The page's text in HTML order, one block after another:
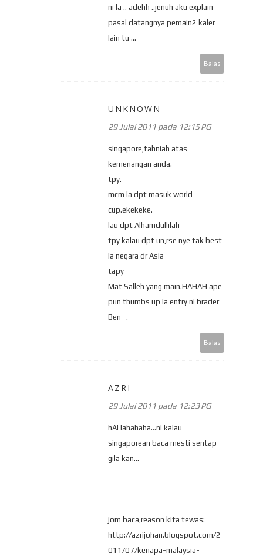
ni la .. adehh ..jenuh aku explain
pasal datangnya pemain2 kaler
lain tu ...
Balas
UNKNOWN
29 Julai 2011 pada 12:15 PG
singapore,tahniah atas
kemenangan anda.
tpy.
mcm la dpt masuk world
cup.ekekeke.
lau dpt Alhamdullilah
tpy kalau dpt un,rse nye tak best
la negara dr Asia
tapy
Mat Salleh yang main.HAHAH ape
pun thumbs up la entry ni brader
Ben -.-
Balas
AZRI
29 Julai 2011 pada 12:23 PG
hAHahahaha...ni kalau
singaporean baca mesti sentap
gila kan...
jom baca,reason kita tewas:
http://azrijohan.blogspot.com/2
011/07/kenapa-malaysia-